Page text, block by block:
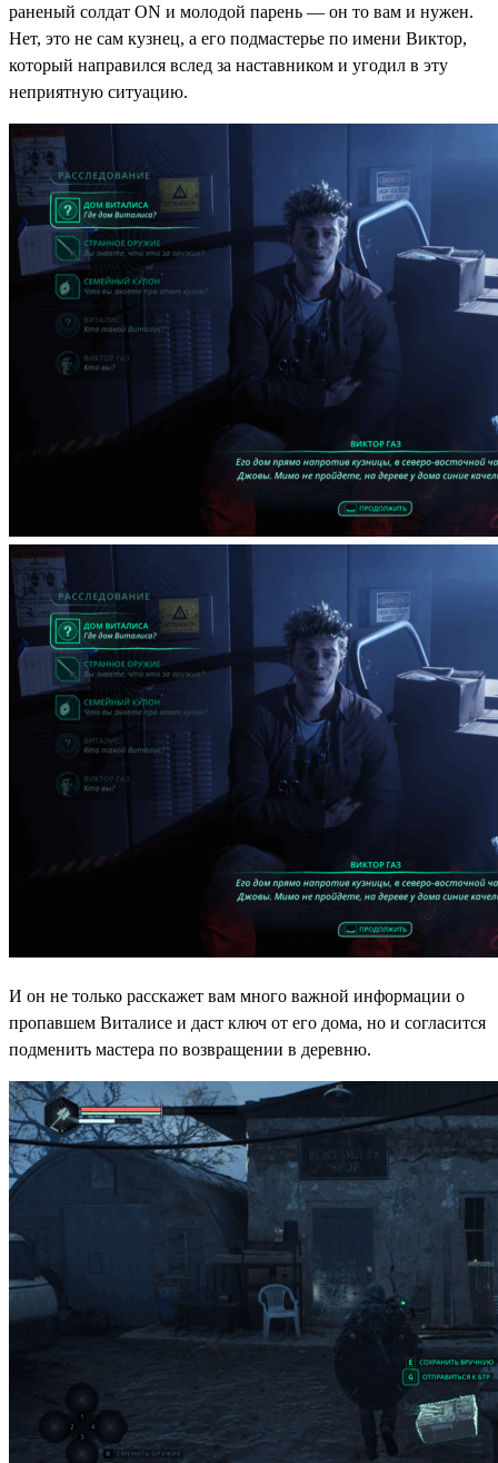
раненый солдат ON и молодой парень — он то вам и нужен.
Нет, это не сам кузнец, а его подмастерье по имени Виктор,
который направился вслед за наставником и угодил в эту
неприятную ситуацию.
И он не только расскажет вам много важной информации о
пропавшем Виталисе и даст ключ от его дома, но и согласится
подменить мастера по возвращении в деревню.